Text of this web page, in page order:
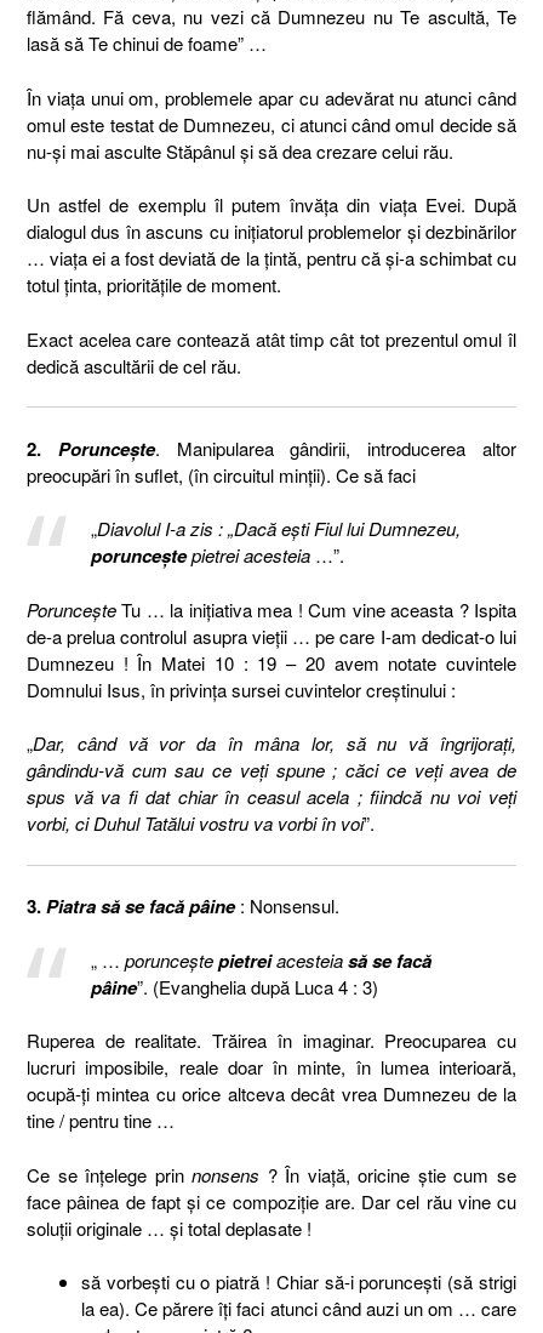
flămând. Fă ceva, nu vezi că Dumnezeu nu Te ascultă, Te
lasă să Te chinui de foame” …
În viaţa unui om, problemele apar cu adevărat nu atunci când
omul este testat de Dumnezeu, ci atunci când omul decide să
nu-şi mai asculte Stăpânul şi să dea crezare celui rău.
Un astfel de exemplu îl putem învăţa din viaţa Evei. După
dialogul dus în ascuns cu iniţiatorul problemelor şi dezbinărilor
… viaţa ei a fost deviată de la ţintă, pentru că şi-a schimbat cu
totul ţinta, priorităţile de moment.
Exact acelea care contează atât timp cât tot prezentul omul îl
dedică ascultării de cel rău.
2. Porunceşte. Manipularea gândirii, introducerea altor
preocupări în suflet, (în circuitul minţii). Ce să faci
„Diavolul I-a zis : „Dacă eşti Fiul lui Dumnezeu,
porunceştepietrei acesteia…”.
PorunceşteTu … la iniţiativa mea ! Cum vine aceasta ? Ispita
de-a prelua controlul asupra vieţii … pe care I-am dedicat-o lui
Dumnezeu ! În Matei 10 : 19 – 20 avem notate cuvintele
Domnului Isus, în privinţa sursei cuvintelor creştinului :
„Dar, când vă vor da în mâna lor, să nu vă îngrijoraţi,
gândindu-vă cum sau ce veţi spune ; căci ce veţi avea de
spus vă va fi dat chiar în ceasul acela ; fiindcă nu voi veţi
vorbi, ci Duhul Tatălui vostru va vorbi în voi”.
3.Piatra să se facă pâine: Nonsensul.
„ … porunceştepietreiacesteiasă se facă
pâine”. (Evanghelia după Luca 4 : 3)
Ruperea de realitate. Trăirea în imaginar. Preocuparea cu
lucruri imposibile, reale doar în minte, în lumea interioară,
ocupă-ţi mintea cu orice altceva decât vrea Dumnezeu de la
tine / pentru tine …
Ce se înţelege prinnonsens ? În viaţă, oricine ştie cum se
face pâinea de fapt şi ce compoziţie are. Dar cel rău vine cu
soluţii originale … şi total deplasate !
să vorbeşti cu o piatră ! Chiar să-i porunceşti (să strigi
la ea). Ce părere îţi faci atunci când auzi un om … care